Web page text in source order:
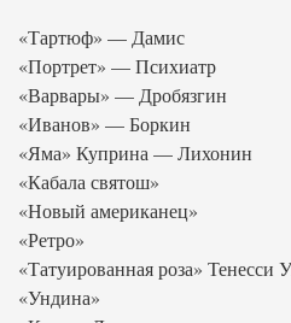
«Тартюф» — Дамис
«Портрет» — Психиатр
«Варвары» — Дробязгин
«Иванов» — Боркин
«Яма» Куприна — Лихонин
«Кабала святош»
«Новый американец»
«Ретро»
«Татуированная роза» Тенесси
«Ундина»